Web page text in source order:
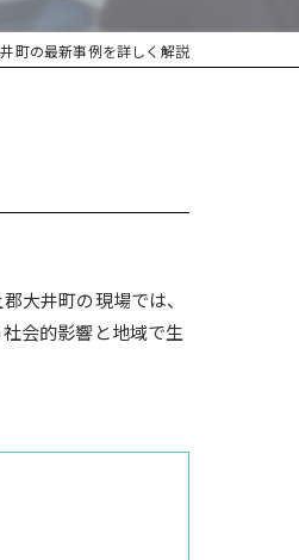
教育
町の最新事例を詳しく解説
大井町の現場では、
会的影響と地域で生